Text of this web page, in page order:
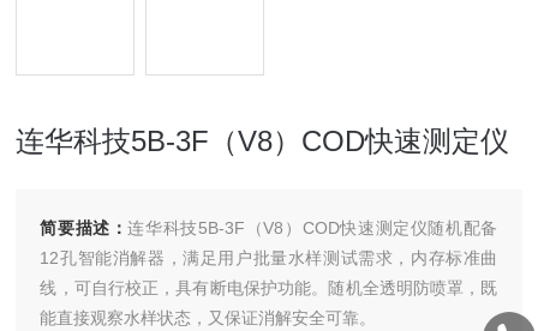
连华科技5B-3F（V8）COD快速测定仪
简要描述：连华科技5B-3F（V8）COD快速测定仪随机配备
12孔智能消解器，满足用户批量水样测试需求，内存标准曲
线，可自行校正，具有断电保护功能。随机全透明防喷罩，既
能直接观察水样状态，又保证消解安全可靠。